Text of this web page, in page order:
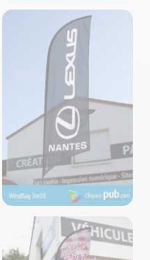
Voiles – Fabrication
Cliquez-Pub ©2024